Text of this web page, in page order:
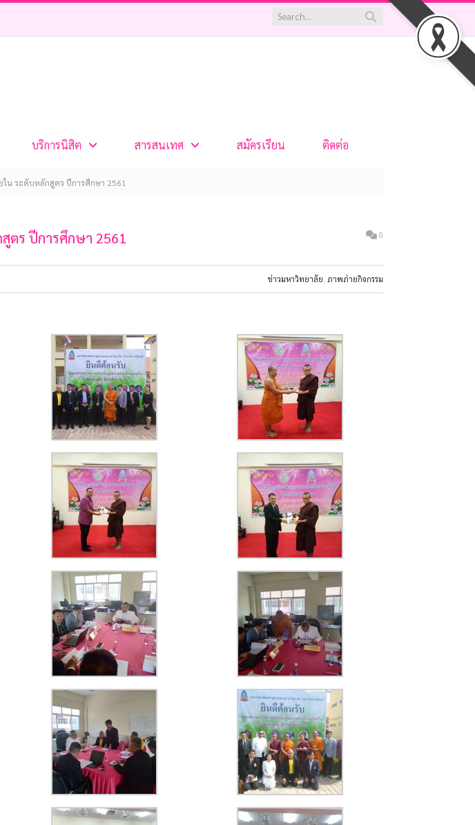
บริการนิสิต สารสนเทศ สมัครเรียน ติดต่อ
น ระดับหลักสูตร ปีการศึกษา 2561
ตร ปีการศึกษา 2561 0
ข่าวมหาวิทยาลัย, ภาพภ่ายกิจกรรม